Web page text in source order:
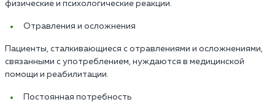
физические и психологические реакции.
Отравления и осложнения
Пациенты, сталкивающиеся с отравлениями и осложнениями,
связанными с употреблением, нуждаются в медицинской
помощи и реабилитации.
Постоянная потребность